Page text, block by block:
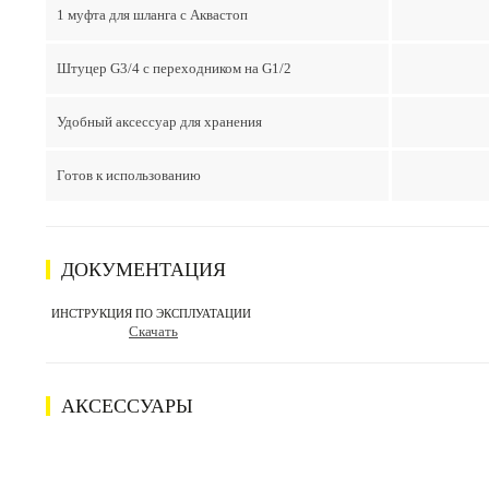
1 муфта для шланга с Акваcтоп
Штуцер G3/4 с переходником на G1/2
Удобный аксессуар для хранения
Готов к использованию
ДОКУМЕНТАЦИЯ
ИНСТРУКЦИЯ ПО ЭКСПЛУАТАЦИИ
Скачать
АКСЕССУАРЫ